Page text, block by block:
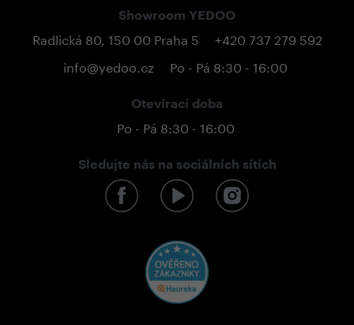
Showroom YEDOO
Radlická 80, 150 00 Praha 5
+420 737 279 592
info@yedoo.cz
Po - Pá 8:30 - 16:00
Otevírací doba
Po - Pá 8:30 - 16:00
Sledujte nás na sociálních sítích